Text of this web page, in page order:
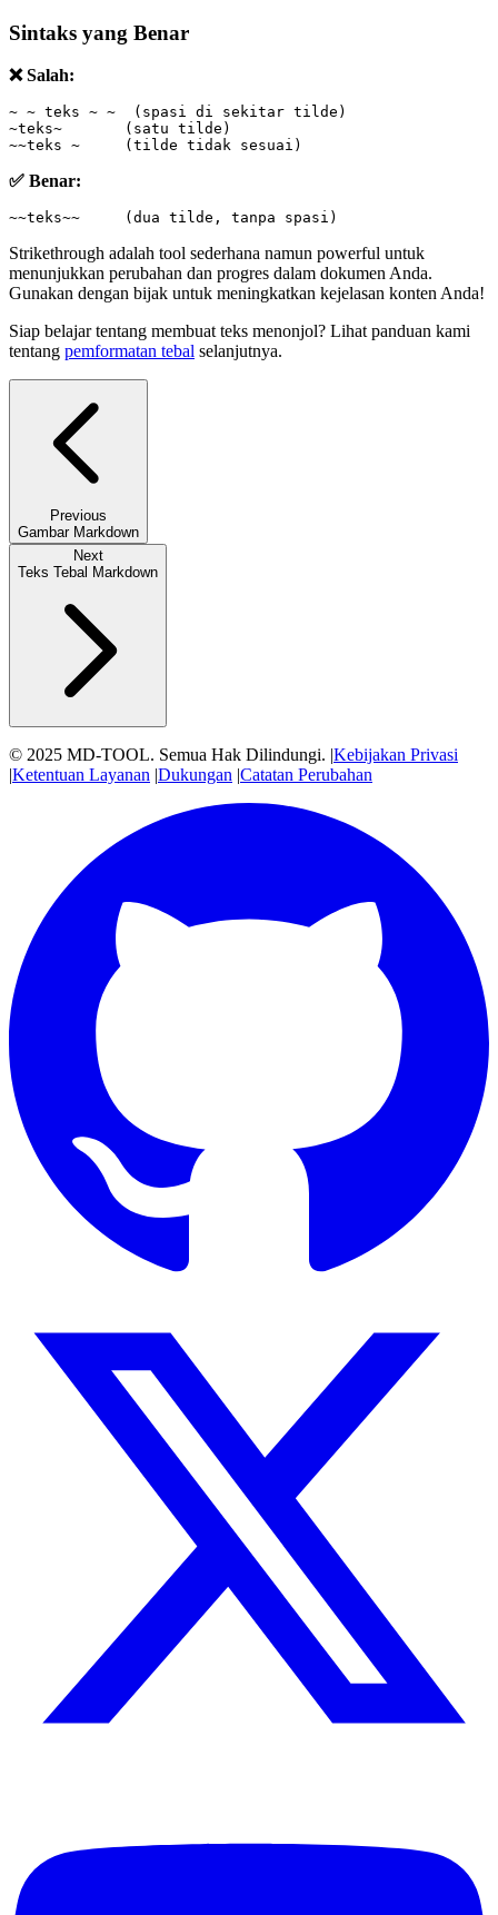
Sintaks yang Benar
❌ Salah:
~ ~ teks ~ ~  (spasi di sekitar tilde)
~teks~       (satu tilde)
~~teks ~     (tilde tidak sesuai)
✅ Benar:
~~teks~~     (dua tilde, tanpa spasi)
Strikethrough adalah tool sederhana namun powerful untuk
menunjukkan perubahan dan progres dalam dokumen Anda.
Gunakan dengan bijak untuk meningkatkan kejelasan konten Anda!
Siap belajar tentang membuat teks menonjol? Lihat panduan kami
tentang pemformatan tebal selanjutnya.
Previous
Gambar Markdown
Next
Teks Tebal Markdown
© 2025 MD-TOOL. Semua Hak Dilindungi. |Kebijakan Privasi
|Ketentuan Layanan |Dukungan |Catatan Perubahan